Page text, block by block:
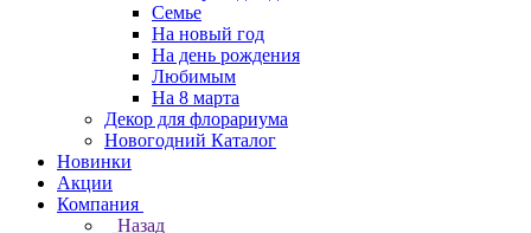
Семье
На новый год
На день рождения
Любимым
На 8 марта
Декор для флорариума
Новогодний Каталог
Новинки
Акции
Компания
Назад